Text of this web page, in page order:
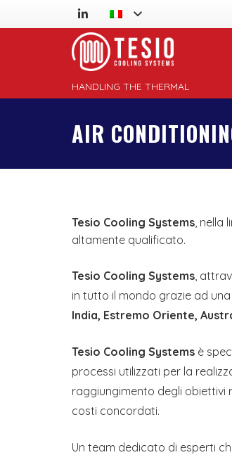
HANDLING THE THERMAL
AIR
Tesio Cooling Systems, nella
altamente qualificato.
Tesio Cooling Systems,
in tutto il mondo grazie ad
India, Estremo Oriente,
Tesio Cooling Systems è
processi utilizzati per la
raggiungimento degli obiettivi
costi concordati.
Un team dedicato di esperti